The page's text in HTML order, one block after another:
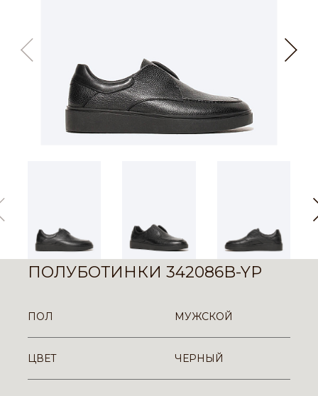
ПОЛУБОТИНКИ 342086B-YP
ПОЛ МУЖСКОЙ
ЦВЕТ ЧЕРНЫЙ